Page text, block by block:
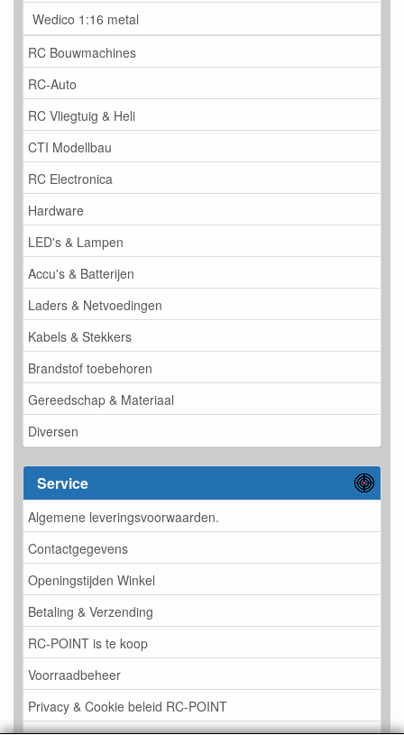
Wedico 1:16 metal
RC Bouwmachines
RC-Auto
RC Vliegtuig & Heli
CTI Modellbau
RC Electronica
Hardware
LED's & Lampen
Accu's & Batterijen
Laders & Netvoedingen
Kabels & Stekkers
Brandstof toebehoren
Gereedschap & Materiaal
Diversen
Service
Algemene leveringsvoorwaarden.
Contactgegevens
Openingstijden Winkel
Betaling & Verzending
RC-POINT is te koop
Voorraadbeheer
Privacy & Cookie beleid RC-POINT